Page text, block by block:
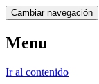
Cambiar navegación
Menu
Ir al contenido